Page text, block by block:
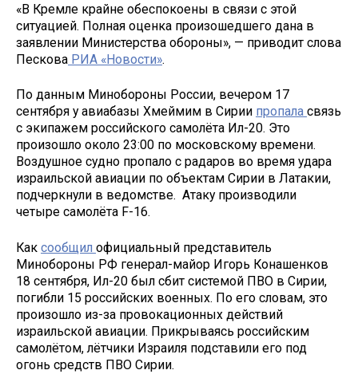
«В Кремле крайне обеспокоены в связи с этой
ситуацией. Полная оценка произошедшего дана в
заявлении Министерства обороны», — приводит слова
Пескова РИА «Новости».
По данным Минобороны России, вечером 17
сентября у авиабазы Хмеймим в Сирии пропала связь
с экипажем российского самолёта Ил-20. Это
произошло около 23:00 по московскому времени.
Воздушное судно пропало с радаров во время удара
израильской авиации по объектам Сирии в Латакии,
подчеркнули в ведомстве. Атаку производили
четыре самолёта F-16.
Как сообщил официальный представитель
Минобороны РФ генерал-майор Игорь Конашенков
18 сентября, Ил-20 был сбит системой ПВО в Сирии,
погибли 15 российских военных. По его словам, это
произошло из-за провокационных действий
израильской авиации. Прикрываясь российским
самолётом, лётчики Израиля подставили его под
огонь средств ПВО Сирии.